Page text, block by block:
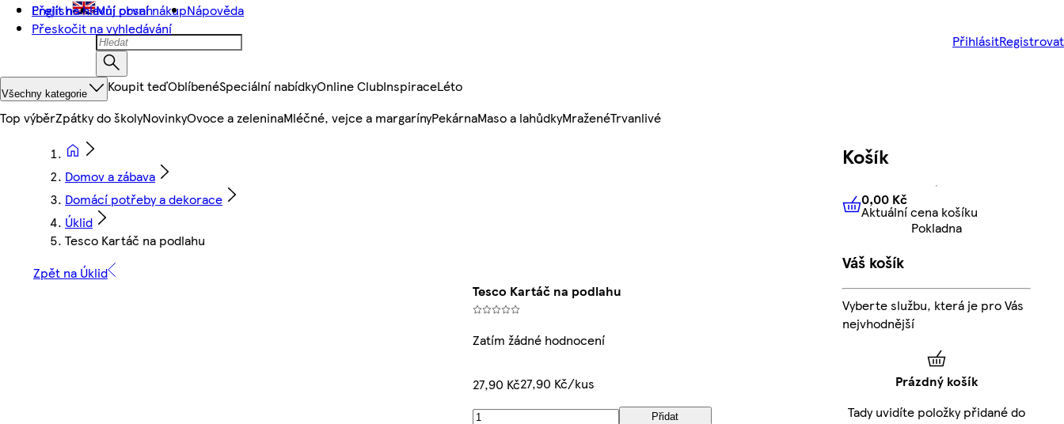
Přejít na hlavní obsah
Přeskočit na vyhledávání
English Můj první nákupNápověda
PřihlásitRegistrovat
Všechny kategorie Koupit teďOblíbenéSpeciální nabídkyOnline ClubInspiraceLéto
Top výběrZpátky do školyNovinkyOvoce a zeleninaMléčné, vejce a margarínyPekárnaMaso a lahůdkyMraženéTrvanlivé
Domov a zábava
Domácí potřeby a dekorace
Úklid
Tesco Kartáč na podlahu
Zpět na Úklid
Tesco Kartáč na podlahu
Zatím žádné hodnocení
27,90 Kč27,90 Kč/kus
Přidat
Košík
0,00 KčAktuální cena košíku
0,00 Kč
Aktuální cena košíku
Pokladna
Váš košík
Vyberte službu, která je pro Vás
nejvhodnější
Prázdný košík
Tady uvidíte položky přidané do